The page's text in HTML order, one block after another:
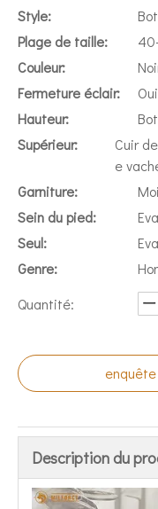
Style:
Plage de taille:
Couleur:
Fermeture éclair:
Oui
Hauteur:
Supérieur:
Cuir
e
Garniture:
Sein du pied:
Eva
Seul:
Genre:
Quantité:
enquête
Description du